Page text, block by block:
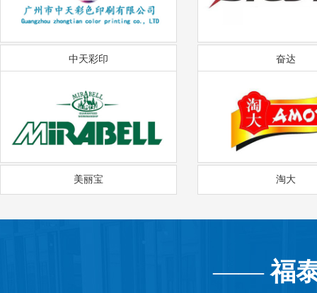
中天彩印 奋达
美丽宝 淘大
——福